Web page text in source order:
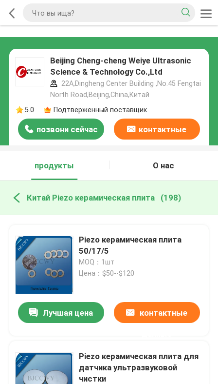
Beijing Cheng-cheng Weiye Ultrasonic
Science & Technology Co.,Ltd
22A,Dingheng Center Building ,No.45 Fengtai
North Road,Beijing,China,Китай
5.0
Подтверженный поставщик
позвони сейчас контактные
продукты
О нас
Китай Piezo керамическая плита (198)
Piezo керамическая плита
50/17/5
MOQ：1шт
Цена：$50--$120
Лучшая цена контактные
Piezo керамическая плита для
датчика ультразвуковой
чистки